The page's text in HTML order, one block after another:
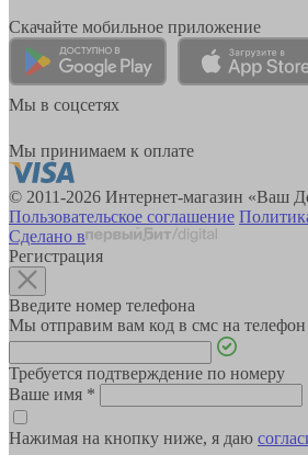
Скачайте мобильное приложение
Мы в соцсетях
Мы принимаем к оплате
© 2011-2026 Интернет-магазин «Ваш
Пользовательское соглашение
Сделано в
Регистрация
Введите номер телефона
Мы отправим вам код в смс на
Требуется подтверждение по номеру
Ваше имя *
Нажимая на кнопку ниже, я даю